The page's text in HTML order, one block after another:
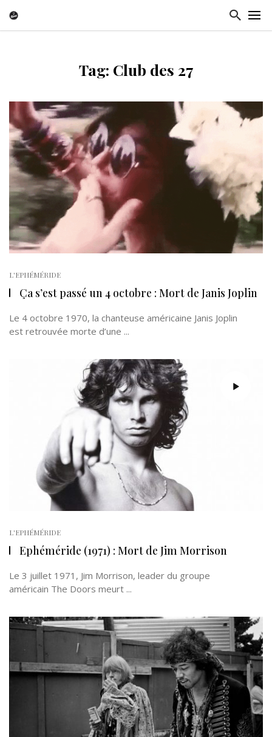
Tag: Club des 27
L'EPHÉMÉRIDE
Ça s’est passé un 4 octobre : Mort de Janis Joplin
Le 4 octobre 1970, la chanteuse américaine Janis Joplin
est retrouvée morte d’une ...
L'EPHÉMÉRIDE
Ephéméride (1971) : Mort de Jim Morrison
Le 3 juillet 1971, Jim Morrison, leader du groupe
américain The Doors meurt ...